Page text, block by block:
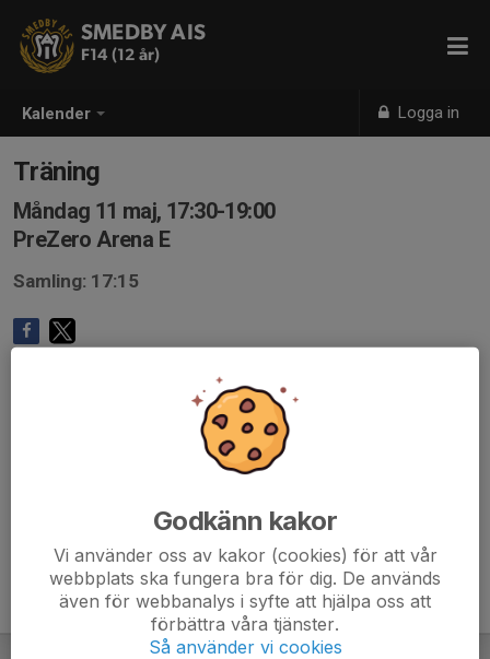
Kalender Logga in
SMEDBY AIS
F14 (12 år)
Träning
Måndag 11 maj, 17:30-19:00
PreZero Arena E
Samling: 17:15
Godkänn kakor
Vi använder oss av kakor (cookies) för att vår
webbplats ska fungera bra för dig. De används
även för webbanalys i syfte att hjälpa oss att
förbättra våra tjänster.
Så använder vi cookies